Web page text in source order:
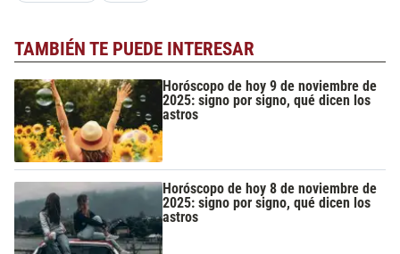
TAMBIÉN TE PUEDE INTERESAR
Horóscopo de hoy 9 de noviembre de
2025: signo por signo, qué dicen los
astros
Horóscopo de hoy 8 de noviembre de
2025: signo por signo, qué dicen los
astros